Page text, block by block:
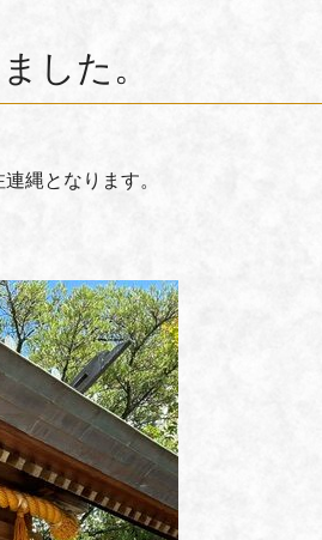
した。
縄となります。